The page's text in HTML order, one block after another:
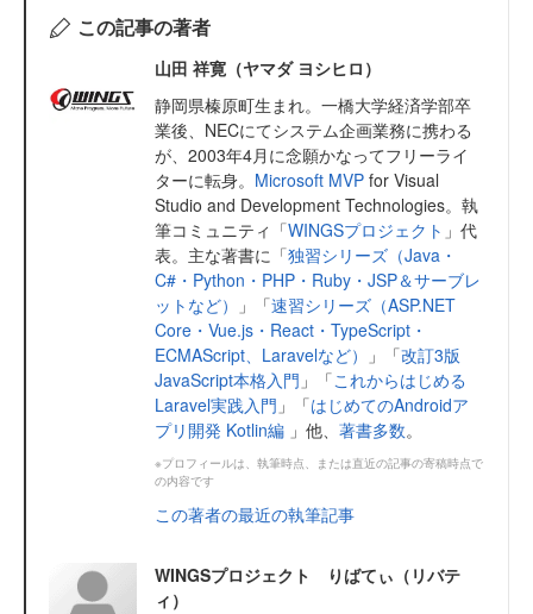
この記事の著者
山田 祥寛（ヤマダ ヨシヒロ）
静岡県榛原町生まれ。一橋大学経済学部卒
業後、NECにてシステム企画業務に携わる
が、2003年4月に念願かなってフリーライ
ターに転身。 Microsoft MVP for Visual
Studio and Development Technologies。執
筆コミュニティ「WINGSプロジェクト 」代
表。主な著書に「独習シリーズ（Java・
C#・Python・PHP・Ruby・JSP＆サーブレ
ットなど）
」「速習シリーズ（ASP.NET
Core・Vue.js・React・TypeScript・
ECMAScript、Laravelなど）
」「改訂3版
JavaScript本格入門 」「これからはじめる
Laravel実践入門 」「はじめてのAndroidア
プリ開発 Kotlin編 」他、 著書多数。
※プロフィールは、執筆時点、または直近の記事の寄稿時点で
の内容です
この著者の最近の執筆記事
WINGSプロジェクト りばてぃ（リバテ
ィ）